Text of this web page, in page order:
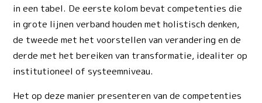
in een tabel. De eerste kolom bevat competenties die
in grote lijnen verband houden met holistisch denken,
de tweede met het voorstellen van verandering en de
derde met het bereiken van transformatie, idealiter op
institutioneel of systeemniveau.
Het op deze manier presenteren van de competenties